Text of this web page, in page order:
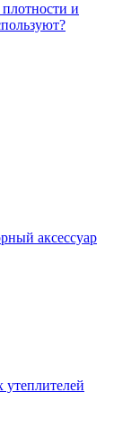
и
аксессуар